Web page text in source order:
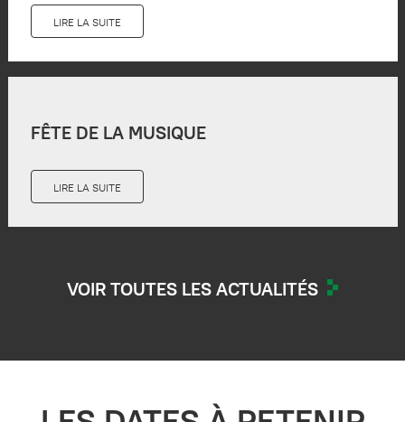
LIRE LA SUITE
FÊTE DE LA MUSIQUE
LIRE LA SUITE
VOIR TOUTES LES ACTUALITÉS